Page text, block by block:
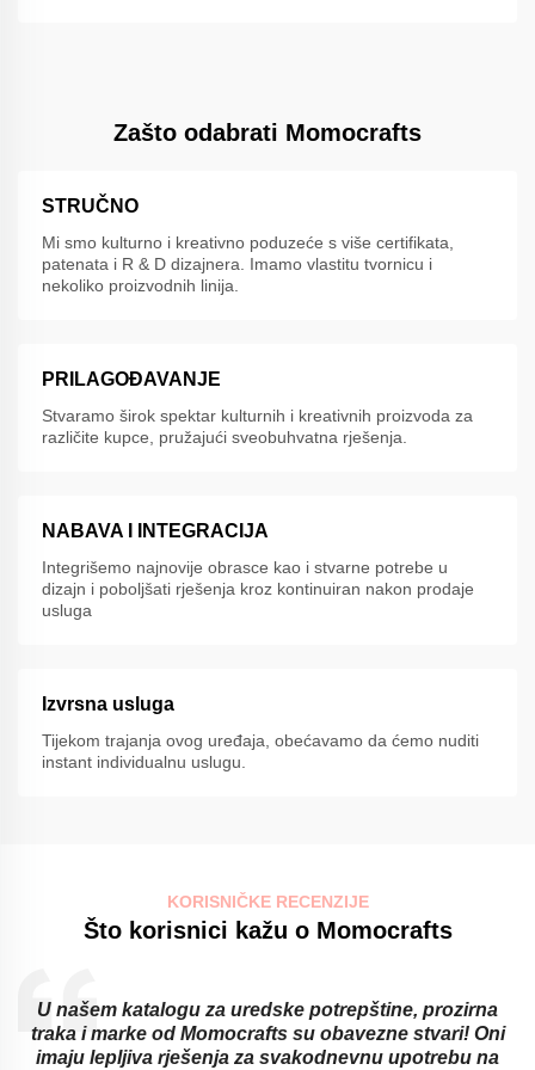
Zašto odabrati Momocrafts
STRUČNO
Mi smo kulturno i kreativno poduzeće s više certifikata,
patenata i R & D dizajnera. Imamo vlastitu tvornicu i
nekoliko proizvodnih linija.
PRILAGOĐAVANJE
Stvaramo širok spektar kulturnih i kreativnih proizvoda za
različite kupce, pružajući sveobuhvatna rješenja.
NABAVA I INTEGRACIJA
Integrišemo najnovije obrasce kao i stvarne potrebe u
dizajn i poboljšati rješenja kroz kontinuiran nakon prodaje
usluga
Izvrsna usluga
Tijekom trajanja ovog uređaja, obećavamo da ćemo nuditi
instant individualnu uslugu.
KORISNIČKE RECENZIJE
Što korisnici kažu o Momocrafts
U našem katalogu za uredske potrepštine, prozirna
traka i marke od Momocrafts su obavezne stvari! Oni
imaju lepljiva rješenja za svakodnevnu upotrebu na